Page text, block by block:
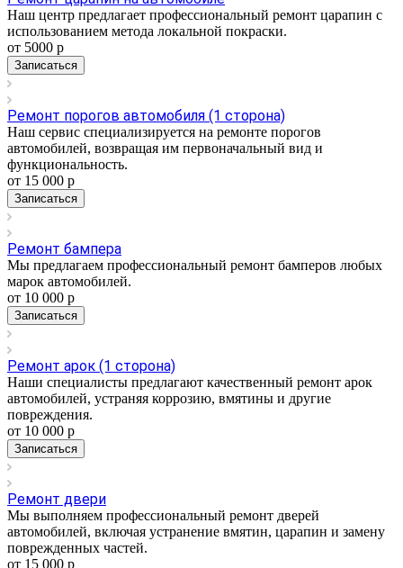
Наш центр предлагает профессиональный ремонт царапин с
использованием метода локальной покраски.
от 5000 р
Записаться
Ремонт порогов автомобиля (1 сторона)
Наш сервис специализируется на ремонте порогов
автомобилей, возвращая им первоначальный вид и
функциональность.
от 15 000 р
Записаться
Ремонт бампера
Мы предлагаем профессиональный ремонт бамперов любых
марок автомобилей.
от 10 000 р
Записаться
Ремонт арок (1 сторона)
Наши специалисты предлагают качественный ремонт арок
автомобилей, устраняя коррозию, вмятины и другие
повреждения.
от 10 000 р
Записаться
Ремонт двери
Мы выполняем профессиональный ремонт дверей
автомобилей, включая устранение вмятин, царапин и замену
поврежденных частей.
от 15 000 р